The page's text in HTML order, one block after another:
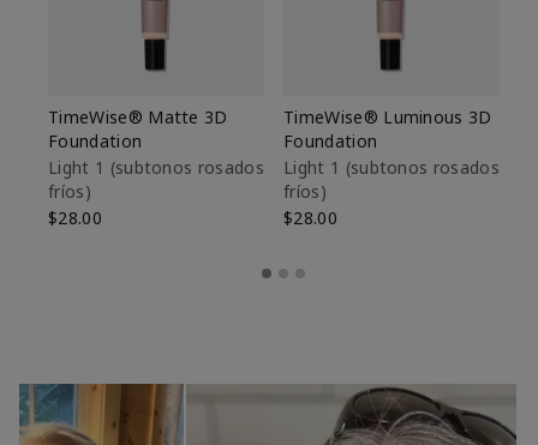
TimeWise® Matte 3D
Foundation
Light 1​ (subtonos rosados
fríos)
$28.00
TimeWise® Luminous 3D
Foundation
Light 1​ (subtonos rosados
fríos)
$28.00